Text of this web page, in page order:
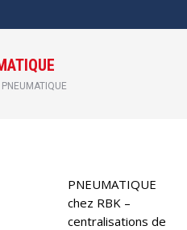
ici :
PNEUMATIQUE
PNEUMATIQUE
chez RBK –
centralisations de